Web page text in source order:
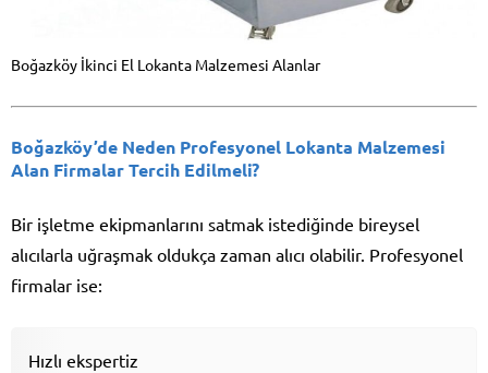
Boğazköy İkinci El Lokanta Malzemesi Alanlar
Boğazköy’de Neden Profesyonel Lokanta Malzemesi
Alan Firmalar Tercih Edilmeli?
Bir işletme ekipmanlarını satmak istediğinde bireysel
alıcılarla uğraşmak oldukça zaman alıcı olabilir. Profesyonel
firmalar ise:
Hızlı ekspertiz